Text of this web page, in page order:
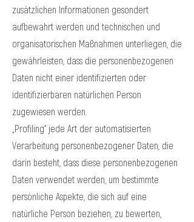
zusätzlichen Informationen gesondert
aufbewahrt werden und technischen und
organisatorischen Maßnahmen unterliegen, die
gewährleisten, dass die personenbezogenen
Daten nicht einer identifizierten oder
identifizierbaren natürlichen Person
zugewiesen werden.
„Profiling“ jede Art der automatisierten
Verarbeitung personenbezogener Daten, die
darin besteht, dass diese personenbezogenen
Daten verwendet werden, um bestimmte
persönliche Aspekte, die sich auf eine
natürliche Person beziehen, zu bewerten,